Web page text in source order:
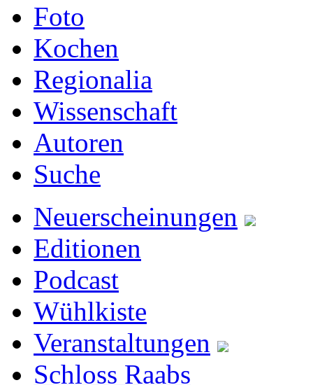
Foto
Kochen
Regionalia
Wissenschaft
Autoren
Suche
Neuerscheinungen
Editionen
Podcast
Wühlkiste
Veranstaltungen
Schloss Raabs